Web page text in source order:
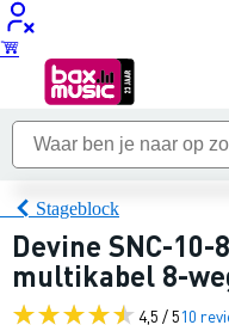
Stageblock
Devine SNC-10-
multikabel 8-
4,5 / 510